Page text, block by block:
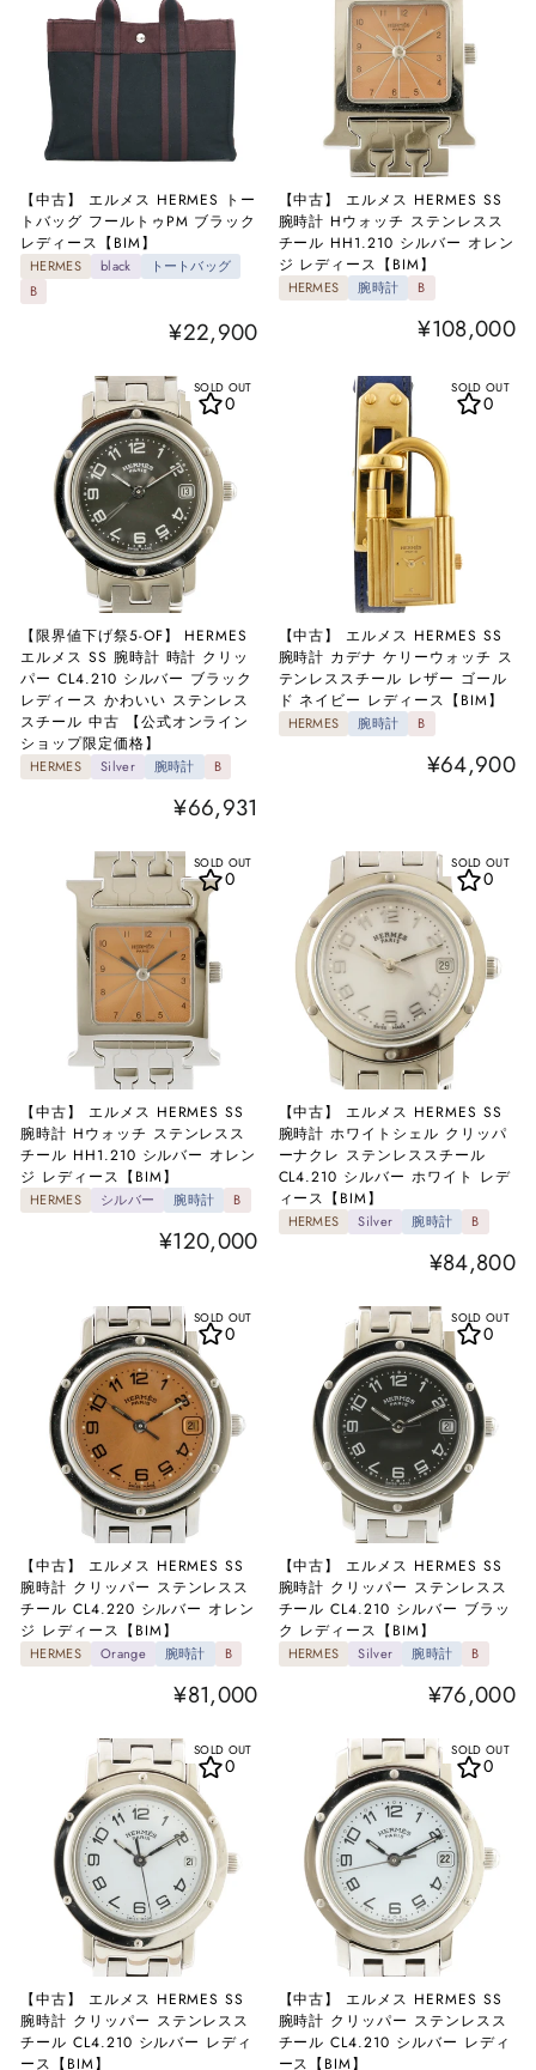
【中古】 エルメス HERMES トー
トバッグ フールトゥPM ブラック
レディース【BIM】
HERMES black
トートバッグ
B
¥22,900
【中古】 エルメス HERMES SS
腕時計 Hウォッチ ステンレスス
チール HH1.210 シルバー オレン
ジ レディース【BIM】
HERMES 腕時計 B
¥108,000
SOLD OUT
【限界値下げ祭5-OF】 HERMES
エルメス SS 腕時計 時計 クリッ
パー CL4.210 シルバー ブラック
レディース かわいい ステンレス
スチール 中古 【公式オンライン
ショップ限定価格】
HERMES Silver 腕時計 B
¥66,931
0
SOLD OUT
【中古】 エルメス HERMES SS
腕時計 カデナ ケリーウォッチ ス
テンレススチール レザー ゴール
ド ネイビー レディース【BIM】
HERMES 腕時計 B
¥64,900
0
SOLD OUT
【中古】 エルメス HERMES SS
腕時計 Hウォッチ ステンレスス
チール HH1.210 シルバー オレン
ジ レディース【BIM】
HERMES シルバー 腕時計 B
¥120,000
0
SOLD OUT
【中古】 エルメス HERMES SS
腕時計 ホワイトシェル クリッパ
ーナクレ ステンレススチール
CL4.210 シルバー ホワイト レデ
ィース【BIM】
HERMES Silver 腕時計 B
¥84,800
0
SOLD OUT
【中古】 エルメス HERMES SS
腕時計 クリッパー ステンレスス
チール CL4.220 シルバー オレン
ジ レディース【BIM】
HERMES Orange 腕時計 B
¥81,000
0
SOLD OUT
【中古】 エルメス HERMES SS
腕時計 クリッパー ステンレスス
チール CL4.210 シルバー ブラッ
ク レディース【BIM】
HERMES Silver 腕時計 B
¥76,000
0
SOLD OUT
【中古】 エルメス HERMES SS
腕時計 クリッパー ステンレスス
チール CL4.210 シルバー レディ
ース【BIM】
0
SOLD OUT
【中古】 エルメス HERMES SS
腕時計 クリッパー ステンレスス
チール CL4.210 シルバー レディ
ース【BIM】
0